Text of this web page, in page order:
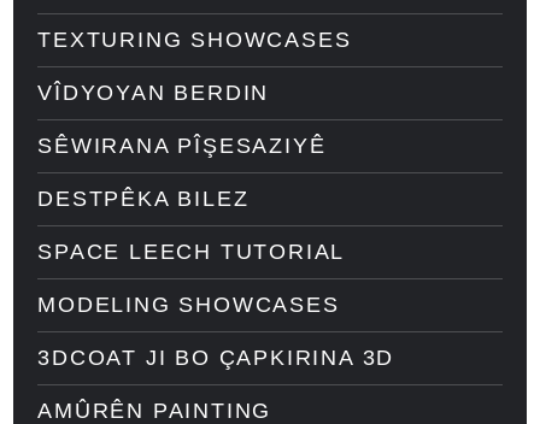
TEXTURING SHOWCASES
VÎDYOYAN BERDIN
SÊWIRANA PÎŞESAZIYÊ
DESTPÊKA BILEZ
SPACE LEECH TUTORIAL
MODELING SHOWCASES
3DCOAT JI BO ÇAPKIRINA 3D
AMÛRÊN PAINTING